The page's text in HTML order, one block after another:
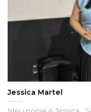
Jessica Martel
Meu nome é Jessica ,